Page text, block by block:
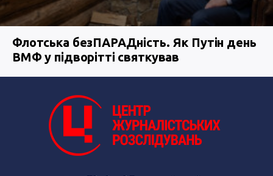
Флотська безПАРАДність. Як Путін день
ВМФ у підворітті святкував